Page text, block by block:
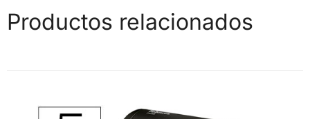
Productos relacionados